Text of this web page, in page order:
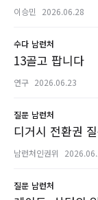
이승민 2026.06.28
수다 남런처
13골고 팝니다
연구 2026.06.23
질문 남런처
디거시 전환권
남런처인권위
질문 남런처